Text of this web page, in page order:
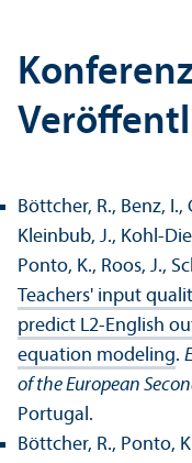
Böttcher, R., Benz, I.,
Kleinbub, J., Kohl-
Ponto, K., Roos, J.,
Teachers' input
predict L2-English
equation modeling.
of the European
Portugal.
Böttcher, R., Ponto,